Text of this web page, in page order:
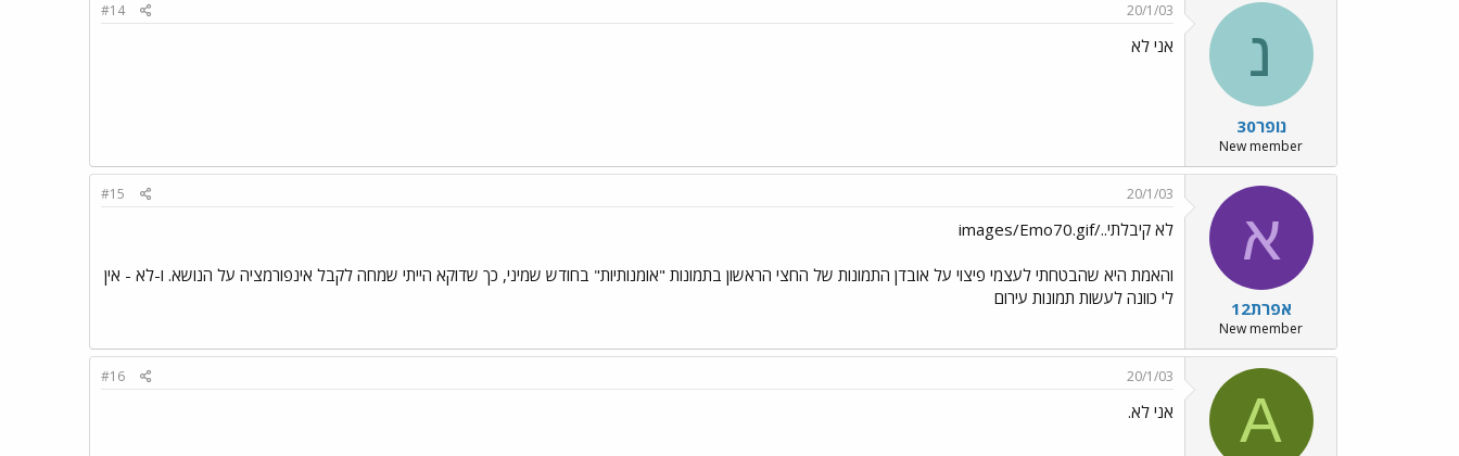
נ
נופר30
New member
20/1/03
#14
אני לא
א
אפרת12
New member
20/1/03
#15
לא קיבלתי../images/Emo70.gif
והאמת היא שהבטחתי לעצמי פיצוי על אובדן התמונות של החצי הראשון בתמונות "אומנותיות" בחודש שמיני, כך שדוקא הייתי שמחה לקבל אינפורמציה על הנושא. ו-לא - אין
לי כוונה לעשות תמונות עירום
A
20/1/03
#16
אני לא.